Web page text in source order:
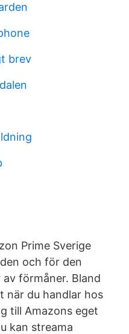
brev
Prime Sverige
och för den
förmåner. Bland
när du handlar hos
till Amazons eget
kan streama